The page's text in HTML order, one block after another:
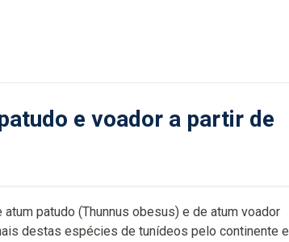
e voador a partir de
patudo (Thunnus obesus) e de atum voador
destas espécies de tunídeos pelo continente e